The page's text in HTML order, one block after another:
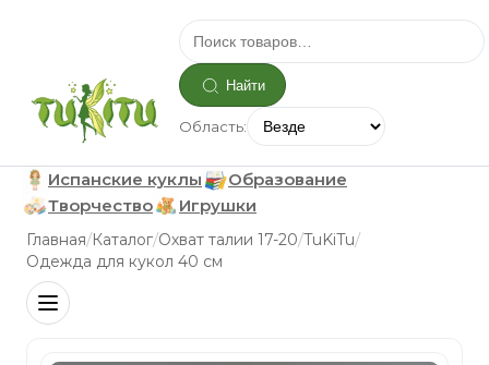
Найти
Область:
Испанские куклы
Образование
Творчество
Игрушки
Главная/Каталог/Охват талии 17-20/TuKiTu/
Одежда для кукол 40 см